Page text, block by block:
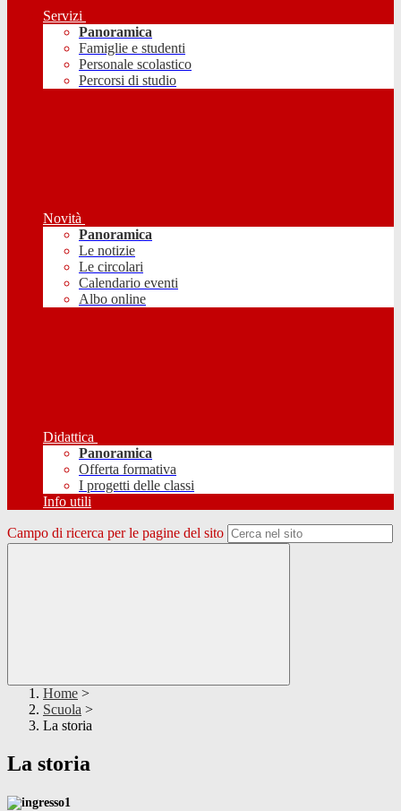
Servizi
Panoramica
Famiglie e studenti
Personale scolastico
Percorsi di studio
Novità
Panoramica
Le notizie
Le circolari
Calendario eventi
Albo online
Didattica
Panoramica
Offerta formativa
I progetti delle classi
Info utili
Campo di ricerca per le pagine del sito
Home >
Scuola >
La storia
La storia